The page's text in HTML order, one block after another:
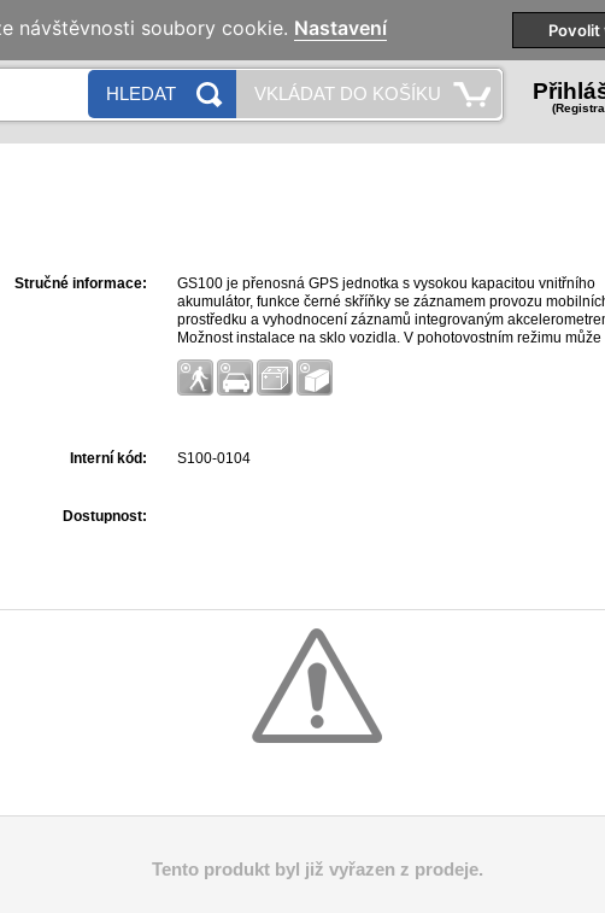
Naše pobočky Technická
HLEDAT VKLÁDAT DO KOŠÍKU
Stručné informace:
GS100 je přenosná GPS jednotka s vysokou kapacitou vnitřního
akumulátor, funkce černé skříňky se záznamem provozu
prostředku a vyhodnocení záznamů integrovaným
Možnost instalace na sklo vozidla. V pohotovostním režimu může
vydržet na jedno nabití až 3 měsíce. S vestavěným pohybovým
senzorem, může také po celou dobu detekovat pohyb a posílat
upozornění. Komunikace je zprostředkována přes GPRS / SMS.
Interní kód: S100-0104
Dostupnost:
Tento produkt byl již vyřazen z prodeje.
návštěvnosti soubory cookie. Nastavení Povolit